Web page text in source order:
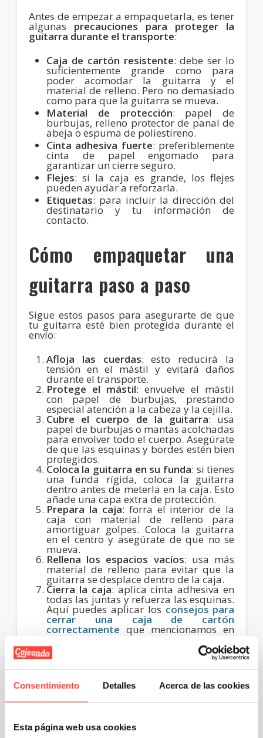
Consentimiento Detalles Acerca de las cookies
Esta página web usa cookies
Antes de empezar a empaquetarla, es tener
algunas precauciones para proteger la
guitarra durante el transporte:
Caja de cartón resistente: debe ser lo
suficientemente grande como para
poder acomodar la guitarra y el
material de relleno. Pero no demasiado
como para que la guitarra se mueva.
Material de protección: papel de
burbujas, relleno protector de panal de
abeja o espuma de poliestireno.
Cinta adhesiva fuerte: preferiblemente
cinta de papel engomado para
garantizar un cierre seguro.
Flejes: si la caja es grande, los flejes
pueden ayudar a reforzarla.
Etiquetas: para incluir la dirección del
destinatario y tu información de
contacto.
Cómo empaquetar una
guitarra paso a paso
Sigue estos pasos para asegurarte de que
tu guitarra esté bien protegida durante el
envío:
Afloja las cuerdas: esto reducirá la
tensión en el mástil y evitará daños
durante el transporte.
Protege el mástil: envuelve el mástil
con papel de burbujas, prestando
especial atención a la cabeza y la cejilla.
Cubre el cuerpo de la guitarra: usa
papel de burbujas o mantas acolchadas
para envolver todo el cuerpo. Asegúrate
de que las esquinas y bordes estén bien
protegidos.
Coloca la guitarra en su funda: si tienes
una funda rígida, coloca la guitarra
dentro antes de meterla en la caja. Esto
añade una capa extra de protección.
Prepara la caja: forra el interior de la
caja con material de relleno para
amortiguar golpes. Coloca la guitarra
en el centro y asegúrate de que no se
mueva.
Rellena los espacios vacíos: usa más
material de relleno para evitar que la
guitarra se desplace dentro de la caja.
Cierra la caja: aplica cinta adhesiva en
todas las juntas y refuerza las esquinas.
Aquí puedes aplicar los consejos para
cerrar una caja de cartón
correctamente que mencionamos en
otros artículos.
Recomendaciones para un
embalaje seguro de tu